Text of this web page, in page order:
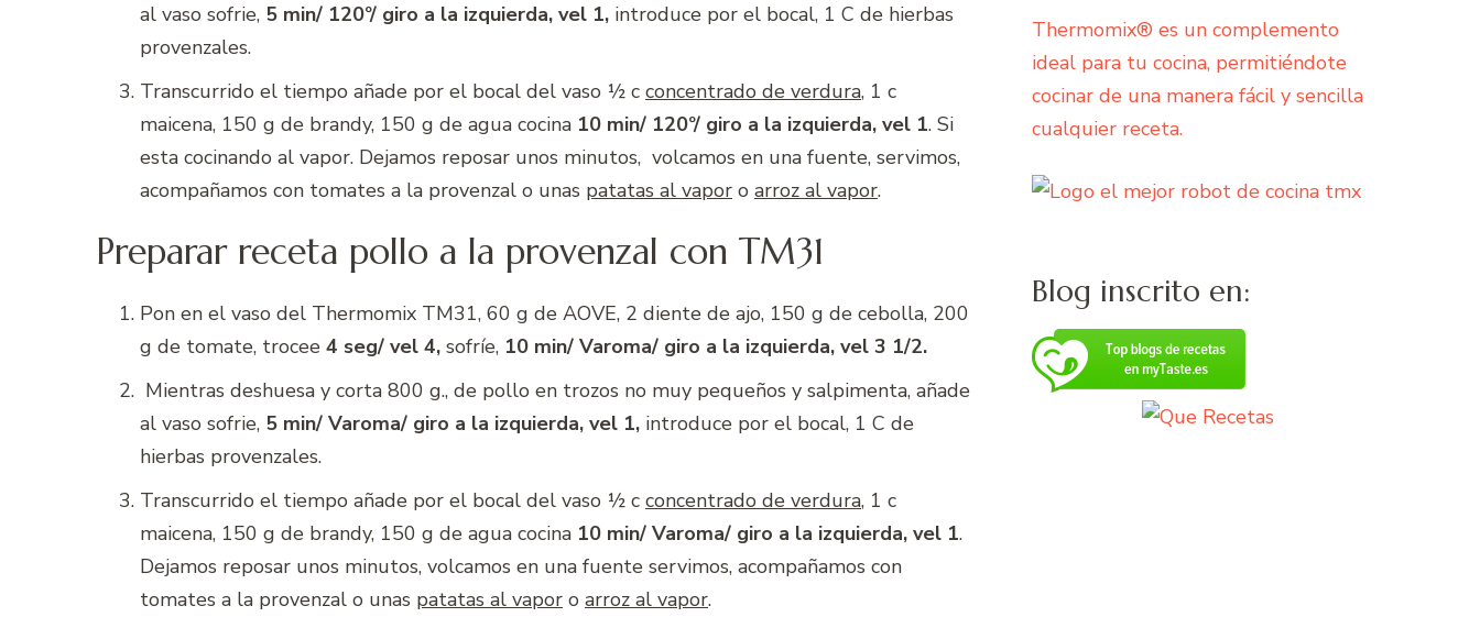
al vaso sofrie, 5 min/ 120º/ giro a la izquierda, vel 1, introduce por el bocal, 1 C de hierbas
provenzales.
Transcurrido el tiempo añade por el bocal del vaso ½ c concentrado de verdura, 1 c
maicena, 150 g de brandy, 150 g de agua cocina 10 min/ 120º/ giro a la izquierda, vel 1. Si
esta cocinando al vapor. Dejamos reposar unos minutos, volcamos en una fuente, servimos,
acompañamos con tomates a la provenzal o unas patatas al vapor o arroz al vapor.
Preparar receta pollo a la provenzal con TM31
Pon en el vaso del Thermomix TM31, 60 g de AOVE, 2 diente de ajo, 150 g de cebolla, 200
g de tomate, trocee 4 seg/ vel 4, sofríe, 10 min/ Varoma/ giro a la izquierda, vel 3 1/2.
Mientras deshuesa y corta 800 g., de pollo en trozos no muy pequeños y salpimenta, añade
al vaso sofrie, 5 min/ Varoma/ giro a la izquierda, vel 1, introduce por el bocal, 1 C de
hierbas provenzales.
Transcurrido el tiempo añade por el bocal del vaso ½ c concentrado de verdura, 1 c
maicena, 150 g de brandy, 150 g de agua cocina 10 min/ Varoma/ giro a la izquierda, vel 1.
Dejamos reposar unos minutos, volcamos en una fuente servimos, acompañamos con
tomates a la provenzal o unas patatas al vapor o arroz al vapor.
Thermomix® es un complemento
ideal para tu cocina, permitiéndote
cocinar de una manera fácil y sencilla
cualquier receta.
Blog inscrito en: